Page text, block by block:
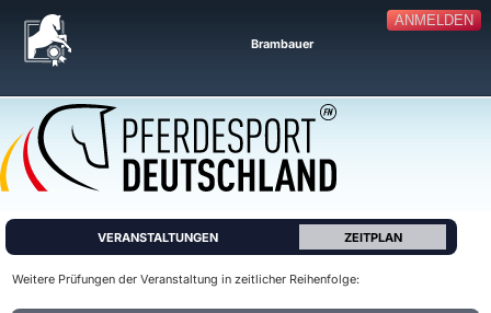
ANMELDEN
Brambauer
VERANSTALTUNGEN ZEITPLAN
Weitere Prüfungen der Veranstaltung in zeitlicher Reihenfolge: